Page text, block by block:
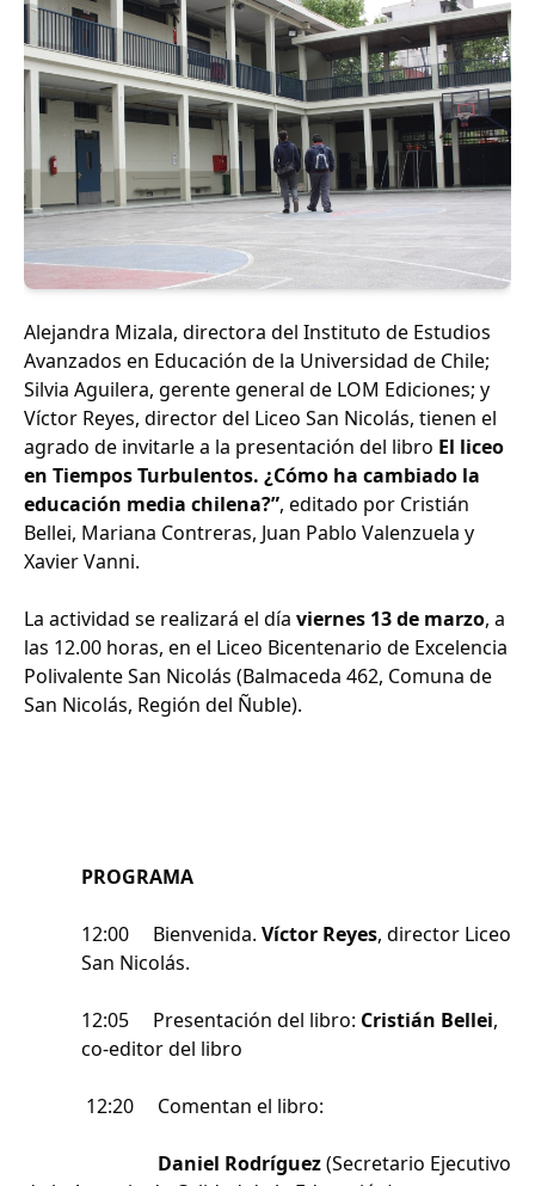
Alejandra Mizala, directora del Instituto de Estudios
Avanzados en Educación de la Universidad de Chile;
Silvia Aguilera, gerente general de LOM Ediciones; y
Víctor Reyes, director del Liceo San Nicolás, tienen el
agrado de invitarle a la presentación del libro El liceo
en Tiempos Turbulentos. ¿Cómo ha cambiado la
educación media chilena?”, editado por Cristián
Bellei, Mariana Contreras, Juan Pablo Valenzuela y
Xavier Vanni.
La actividad se realizará el día viernes 13 de marzo, a
las 12.00 horas, en el Liceo Bicentenario de Excelencia
Polivalente San Nicolás (Balmaceda 462, Comuna de
San Nicolás, Región del Ñuble).
PROGRAMA
12:00 Bienvenida. Víctor Reyes, director Liceo
San Nicolás.
12:05 Presentación del libro: Cristián Bellei,
co-editor del libro
12:20 Comentan el libro:
Daniel Rodríguez(Secretario Ejecutivo